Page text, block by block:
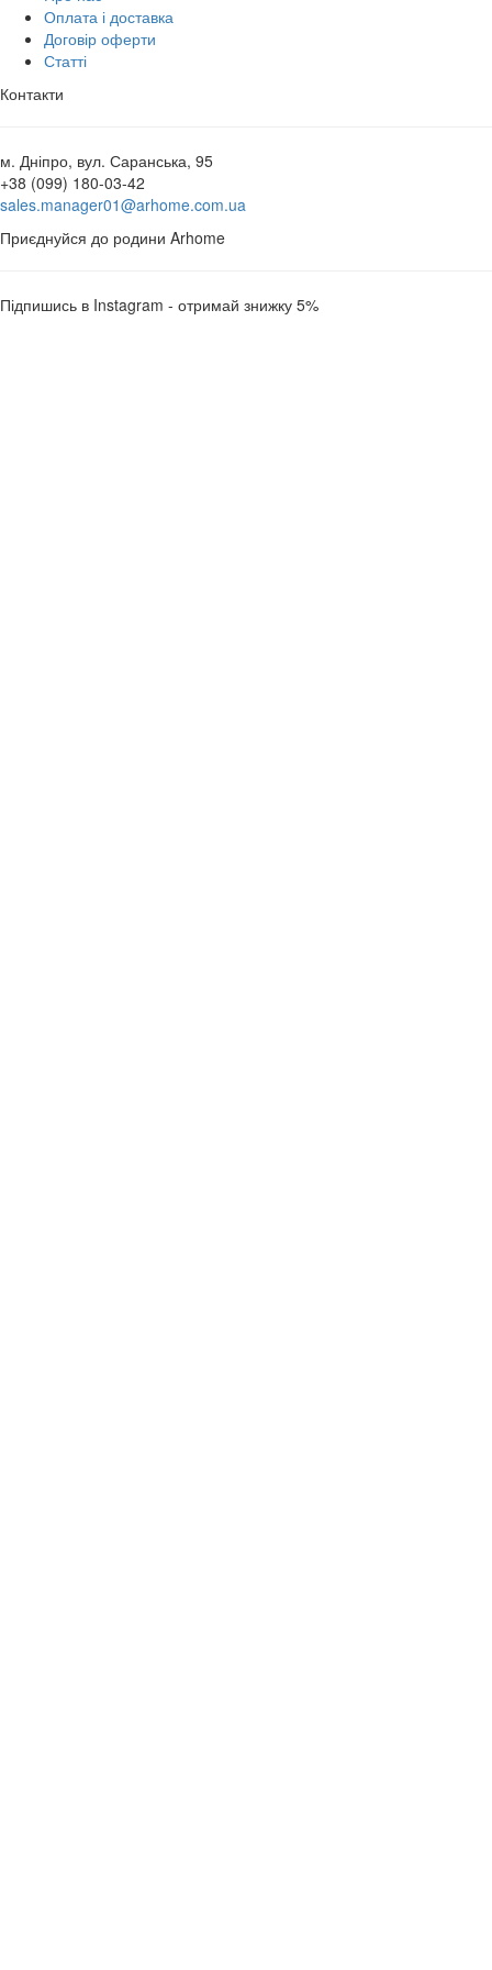
Оплата і доставка
Договір оферти
Статті
Контакти
м. Дніпро, вул. Саранська, 95
+38 (099) 180-03-42
sales.manager01@arhome.com.ua
Приєднуйся до родини Arhome
Підпишись в Instagram - отримай знижку 5%